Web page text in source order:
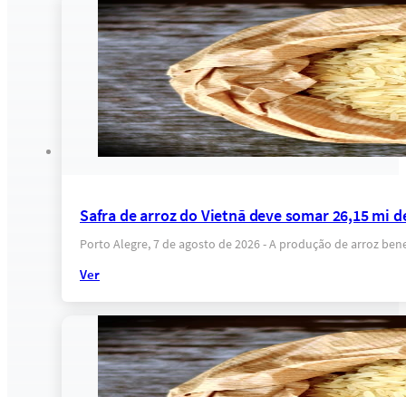
Safra de arroz do Vietnã deve somar 26,15 mi
Porto Alegre, 7 de agosto de 2026 - A produção de arroz
Ver